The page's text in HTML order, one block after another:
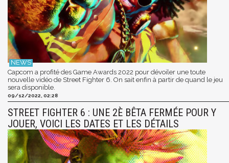
Capcom a profité des Game Awards 2022 pour dévoiler une toute
nouvelle vidéo de Street Fighter 6. On sait enfin à partir de quand le jeu
sera disponible.
09/12/2022, 02:28
STREET FIGHTER 6 : UNE 2È BÊTA FERMÉE POUR Y
JOUER, VOICI LES DATES ET LES DÉTAILS